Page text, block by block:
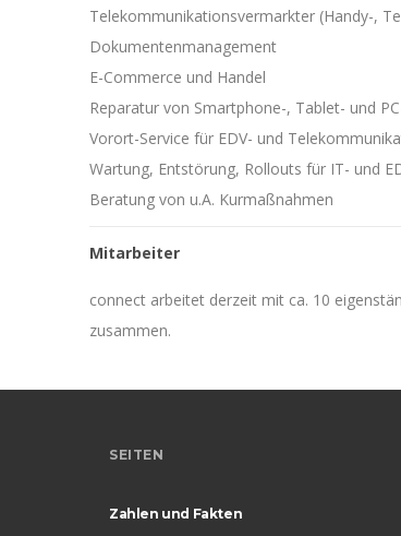
Telekommunikationsvermarkter (Handy-,
Dokumentenmanagement
E-Commerce und Handel
Reparatur von Smartphone-, Tablet- und
Vorort-Service für EDV- und
Wartung, Entstörung, Rollouts für IT- und
Beratung von u.A. Kurmaßnahmen
Mitarbeiter
connect arbeitet derzeit mit ca. 10
zusammen.
SEITEN
Zahlen und Fakten